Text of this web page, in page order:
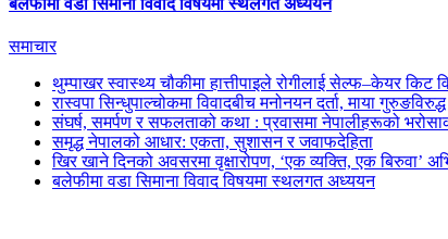
समाचार
थुम्पाखर स्वास्थ्य चौकीमा हात्तीपाइले रोगीलाई सेल्फ–केयर किट
रास्वपा सिन्धुपाल्चोकमा विवादबीच मनोनयन दर्ता, माया
संघर्ष, समर्पण र सफलताको कथा : प्रवासमा नेपालीहरूको
समृद्ध नेपालको आधार: एकता, सुशासन र जवाफदेहिता
खिर खाने दिनको अवसरमा वृक्षारोपण, ‘एक व्यक्ति, एक बिरुवा’
बलेफीमा वडा सिमाना विवाद विषयमा स्थलगत अध्ययन